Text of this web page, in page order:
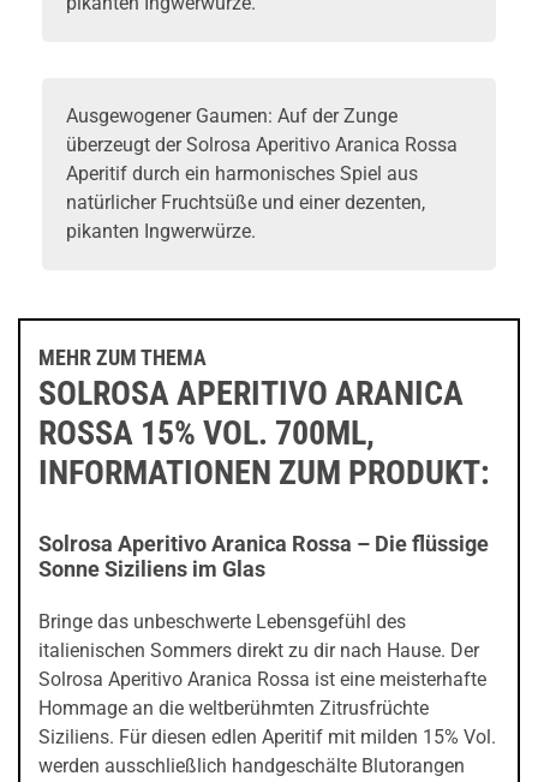
Ausgewogener Gaumen: Auf der Zunge
überzeugt der Solrosa Aperitivo Aranica Rossa
Aperitif durch ein harmonisches Spiel aus
natürlicher Fruchtsüße und einer dezenten,
pikanten Ingwerwürze.
MEHR ZUM THEMA
SOLROSA APERITIVO ARANICA
ROSSA 15% VOL. 700ML,
INFORMATIONEN ZUM PRODUKT:
Solrosa Aperitivo Aranica Rossa – Die flüssige
Sonne Siziliens im Glas
Bringe das unbeschwerte Lebensgefühl des
italienischen Sommers direkt zu dir nach Hause. Der
Solrosa Aperitivo Aranica Rossa ist eine meisterhafte
Hommage an die weltberühmten Zitrusfrüchte
Siziliens. Für diesen edlen Aperitif mit milden 15% Vol.
werden ausschließlich handgeschälte Blutorangen